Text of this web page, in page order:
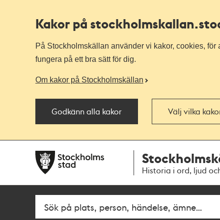
Kakor på stockholmskallan
På Stockholmskällan använder vi kakor, cookies,
fungera på ett bra sätt för dig.
Om kakor på Stockholmskällan
Godkänn alla kakor Välj vilka
navigationen
huvudinnehållet
Historia i ord, ljud
Fritextsök